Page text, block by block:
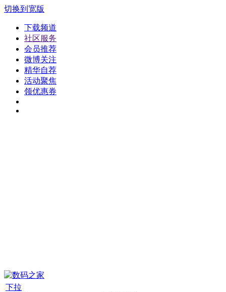
切换到宽版
下载频道
社区服务
会员推荐
微博关注
精华自荐
活动聚焦
领优惠券
下拉